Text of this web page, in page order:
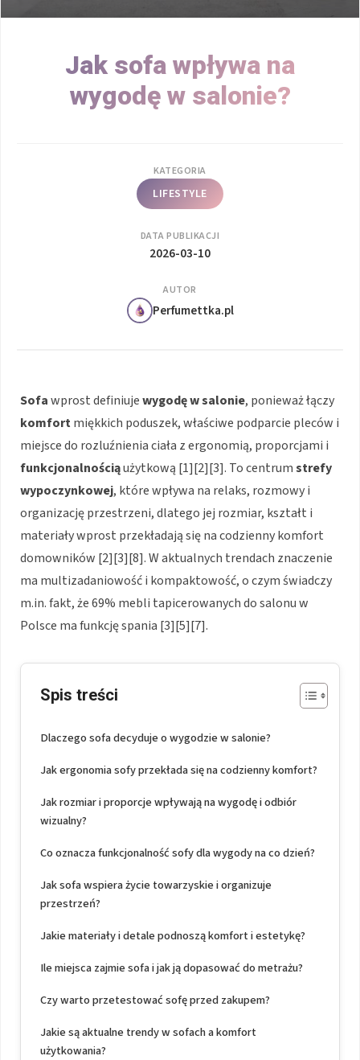
Jak sofa wpływa na
wygodę w salonie?
KATEGORIA
LIFESTYLE
DATA PUBLIKACJI
2026-03-10
AUTOR
Perfumettka.pl
Sofawprost definiujewygodę w salonie, ponieważ łączy
komfortmiękkich poduszek, właściwe podparcie pleców i
miejsce do rozluźnienia ciała z ergonomią, proporcjami i
funkcjonalnościąużytkową [1][2][3]. To centrumstrefy
wypoczynkowej, które wpływa na relaks, rozmowy i
organizację przestrzeni, dlatego jej rozmiar, kształt i
materiały wprost przekładają się na codzienny komfort
domowników [2][3][8]. W aktualnych trendach znaczenie
ma multizadaniowość i kompaktowość, o czym świadczy
m.in. fakt, że 69% mebli tapicerowanych do salonu w
Polsce ma funkcję spania [3][5][7].
Spis treści
Dlaczego sofa decyduje o wygodzie w salonie?
Jak ergonomia sofy przekłada się na codzienny komfort?
Jak rozmiar i proporcje wpływają na wygodę i odbiór
wizualny?
Co oznacza funkcjonalność sofy dla wygody na co dzień?
Jak sofa wspiera życie towarzyskie i organizuje
przestrzeń?
Jakie materiały i detale podnoszą komfort i estetykę?
Ile miejsca zajmie sofa i jak ją dopasować do metrażu?
Czy warto przetestować sofę przed zakupem?
Jakie są aktualne trendy w sofach a komfort
użytkowania?